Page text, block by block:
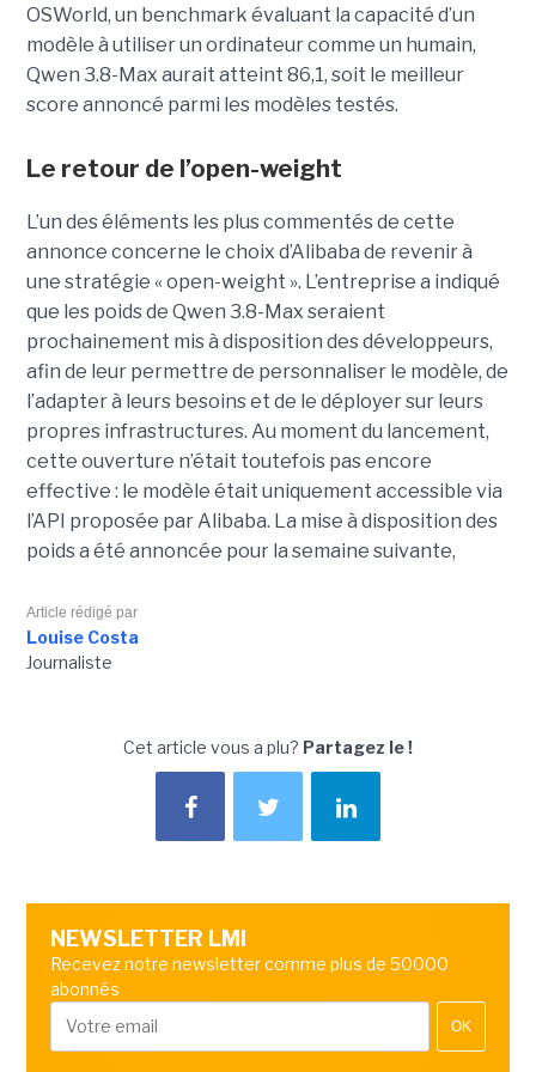
OSWorld, un benchmark évaluant la capacité d’un
modèle à utiliser un ordinateur comme un humain,
Qwen 3.8-Max aurait atteint 86,1, soit le meilleur
score annoncé parmi les modèles testés.
Le retour de l’open-weight
L’un des éléments les plus commentés de cette
annonce concerne le choix d’Alibaba de revenir à
une stratégie « open-weight ». L’entreprise a indiqué
que les poids de Qwen 3.8-Max seraient
prochainement mis à disposition des développeurs,
afin de leur permettre de personnaliser le modèle, de
l’adapter à leurs besoins et de le déployer sur leurs
propres infrastructures. Au moment du lancement,
cette ouverture n’était toutefois pas encore
effective : le modèle était uniquement accessible via
l’API proposée par Alibaba. La mise à disposition des
poids a été annoncée pour la semaine suivante,
Article rédigé par
Louise Costa
Journaliste
Cet article vous a plu? Partagez le !
NEWSLETTER LMI
Recevez notre newsletter comme plus de 50000
abonnés
OK